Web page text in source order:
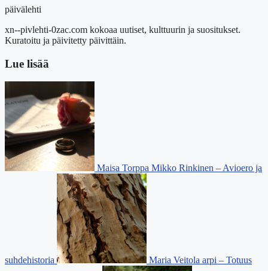
päivälehti
xn--pivlehti-0zac.com kokoaa uutiset, kulttuurin ja suositukset.
Kuratoitu ja päivitetty päivittäin.
Lue lisää
Maisa Torppa Mikko Rinkinen – Avioero ja
suhdehistoria Maria Veitola arpi – Totuus